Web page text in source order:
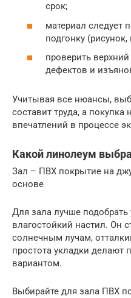
срок;
материал следует
подгонку
проверить
дефектов и
Учитывая все нюансы,
составит труда, а
впечатлений в процессе
Какой линолеум
Зал – ПВХ покрытие на
основе
Для зала лучше
влагостойкий настил. Он
солнечным лучам,
простота укладки
вариантом.
Выбирайте для зала ПВХ